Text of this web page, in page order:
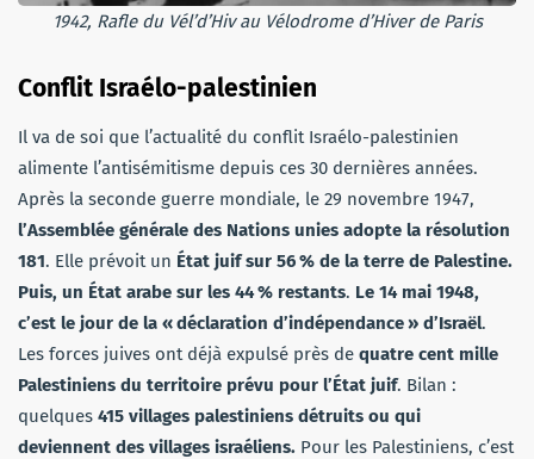
1942, Rafle du Vél’d’Hiv au Vélodrome d’Hiver de Paris
Conflit Israélo-palestinien
Il va de soi que l’actualité du conflit Israélo-palestinien
alimente l’antisémitisme depuis ces 30 dernières années.
Après la seconde guerre mondiale, le 29 novembre 1947,
l’Assemblée générale des Nations unies adopte la résolution
181. Elle prévoit un État juif sur 56% de la terre de Palestine.
Puis, un État arabe sur les 44% restants. Le 14 mai 1948,
c’est le jour de la «déclaration d’indépendance» d’Israël.
Les forces juives ont déjà expulsé près de quatre cent mille
Palestiniens du territoire prévu pour l’État juif. Bilan :
quelques 415 villages palestiniens détruits ou qui
deviennent des villages israéliens. Pour les Palestiniens, c’est